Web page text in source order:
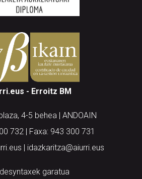
- Erroitz BM
4-5 behea | ANDOAIN
732 | Faxa: 943 300 731
| idazkaritza@aiurri.eus
garatua